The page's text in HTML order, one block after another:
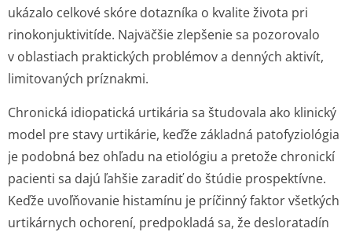
ukázalo celkové skóre dotazníka o kvalite života pri
rinokonjuktivitíde. Najväčšie zlepšenie sa pozorovalo
v oblastiach praktických problémov a denných aktivít,
limitovaných príznakmi.
Chronická idiopatická urtikária sa študovala ako klinický
model pre stavy urtikárie, keďže základná patofyziológia
je podobná bez ohľadu na etiológiu a pretože chronickí
pacienti sa dajú ľahšie zaradiť do štúdie prospektívne.
Keďže uvoľňovanie histamínu je príčinný faktor všetkých
urtikárnych ochorení, predpokladá sa, že desloratadín